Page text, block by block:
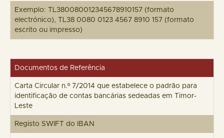
Exemplo: TL380080012345678910157 (formato
electrónico), TL38 0080 0123 4567 8910 157 (formato
escrito ou impresso)
Documentos de Referência
Carta Circular n.º 7/2014 que estabelece o padrão para
identificação de contas bancárias sedeadas em Timor-
Leste
Registo SWIFT do IBAN